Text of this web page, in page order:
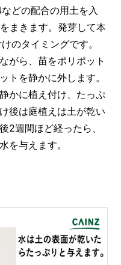
どの配合の用土を入
まきます。発芽して本
のタイミングです。
がら、苗をポリポット
トを静かに外します。
かに植え付け、たっぷ
後は庭植えは土が乾い
2週間ほど経ったら、
を与えます。